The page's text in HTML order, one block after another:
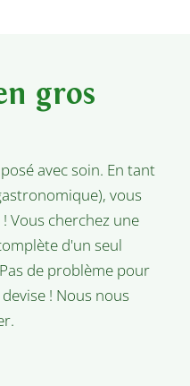
gros
avec soin. En tant
vous
Vous cherchez une
d'un seul
de problème pour
! Nous nous